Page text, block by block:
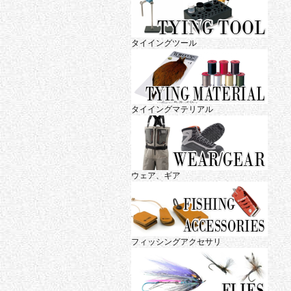
タイイングツール
タイイングマテリアル
ウェア、ギア
フィッシングアクセサリ